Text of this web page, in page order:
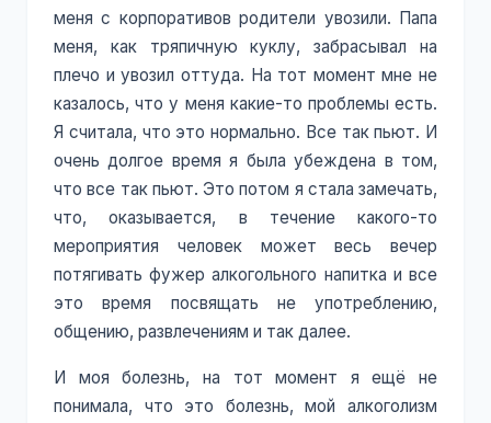
меня с корпоративов родители увозили. Папа
меня, как тряпичную куклу, забрасывал на
плечо и увозил оттуда. На тот момент мне не
казалось, что у меня какие-то проблемы есть.
Я считала, что это нормально. Все так пьют. И
очень долгое время я была убеждена в том,
что все так пьют. Это потом я стала замечать,
что, оказывается, в течение какого-то
мероприятия человек может весь вечер
потягивать фужер алкогольного напитка и все
это время посвящать не употреблению,
общению, развлечениям и так далее.
И моя болезнь, на тот момент я ещё не
понимала, что это болезнь, мой алкоголизм